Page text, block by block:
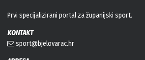
Prvi specijalizirani portal za županijski sport.
KONTAKT
sport@bjelovarac.hr